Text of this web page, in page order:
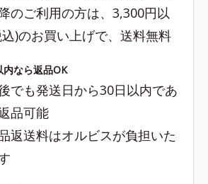
のご利用の方は、3,300円以
)のお買い上げで、送料無料
内なら返品OK
でも発送日から30日以内であ
品可能
返送料はオルビスが負担いた